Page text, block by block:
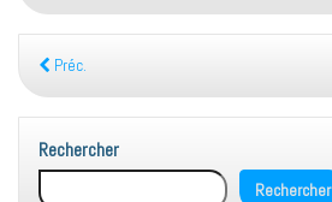
Préc.
Rechercher
Rechercher